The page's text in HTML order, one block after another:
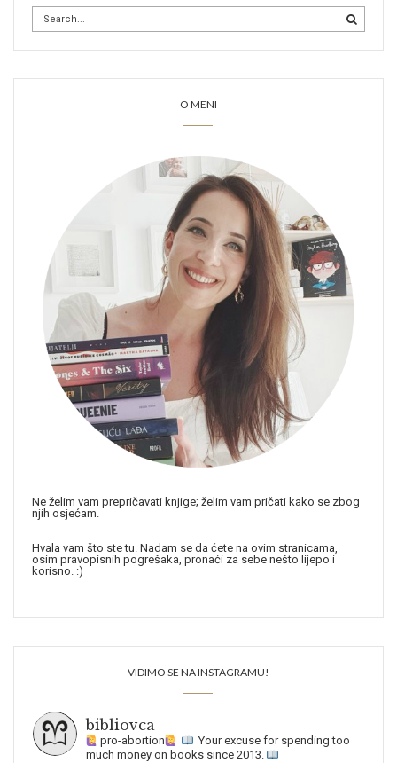
O MENI
Ne želim vam prepričavati knjige; želim vam pričati kako se zbog
njih osjećam.
Hvala vam što ste tu. Nadam se da ćete na ovim stranicama,
osim pravopisnih pogrešaka, pronaći za sebe nešto lijepo i
korisno. :)
VIDIMO SE NA INSTAGRAMU!
bibliovca
pro-abortion
Your excuse for spending too
much money on books since 2013.